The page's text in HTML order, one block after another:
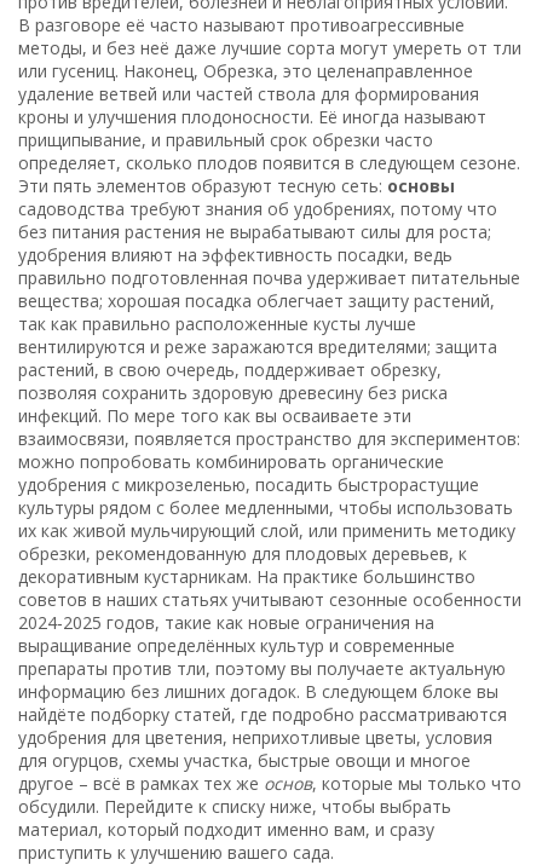
В разговоре её часто называютпротивоагрессивные
методы, и без неё даже лучшие сорта могут умереть от тли
или гусениц. Наконец, Обрезка,это целенаправленное
удаление ветвей или частей ствола для формирования
кроны и улучшения плодоносности. Её иногда называют
прищипывание, и правильный срок обрезки часто
определяет, сколько плодов появится в следующем сезоне.
Эти пять элементов образуют тесную сеть: основы
садоводства требуют знания об удобрениях, потому что
без питания растения не вырабатывают силы для роста;
удобрения влияют на эффективность посадки, ведь
правильно подготовленная почва удерживает питательные
вещества; хорошая посадка облегчает защиту растений,
так как правильно расположенные кусты лучше
вентилируются и реже заражаются вредителями; защита
растений, в свою очередь, поддерживает обрезку,
позволяя сохранить здоровую древесину без риска
инфекций. По мере того как вы осваиваете эти
взаимосвязи, появляется пространство для экспериментов:
можно попробовать комбинировать органические
удобрения с микрозеленью, посадить быстрорастущие
культуры рядом с более медленными, чтобы использовать
их как живой мульчирующий слой, или применить методику
обрезки, рекомендованную для плодовых деревьев, к
декоративным кустарникам. На практике большинство
советов в наших статьях учитывают сезонные особенности
2024‑2025 годов, такие как новые ограничения на
выращивание определённых культур и современные
препараты против тли, поэтому вы получаете актуальную
информацию без лишних догадок. В следующем блоке вы
найдёте подборку статей, где подробно рассматриваются
удобрения для цветения, неприхотливые цветы, условия
для огурцов, схемы участка, быстрые овощи и многое
другое – всё в рамках тех же основ, которые мы только что
обсудили. Перейдите к списку ниже, чтобы выбрать
материал, который подходит именно вам, и сразу
приступить к улучшению вашего сада.